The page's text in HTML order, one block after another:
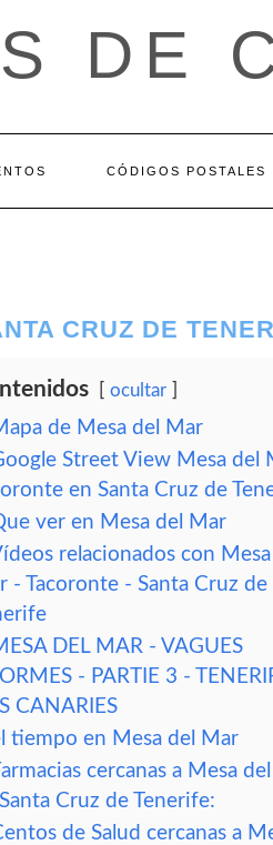
DE
CÓDIGOS POSTALES
CRUZ DE
ocultar
de Mesa del Mar
Street View Mesa del
en Santa Cruz de
ver en Mesa del Mar
relacionados con Mesa
- Tacoronte - Santa Cruz de
DEL MAR - VAGUES
- PARTIE 3 -
CANARIES
tiempo en Mesa del Mar
cercanas a Mesa
Cruz de Tenerife:
de Salud cercanas a